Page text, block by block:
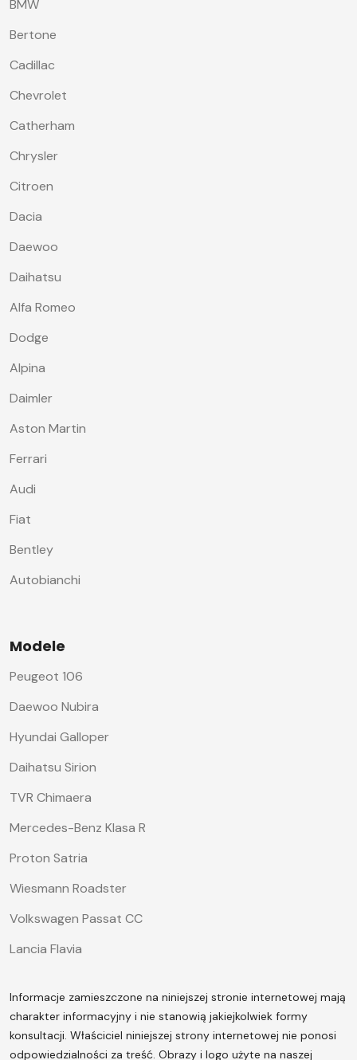
BMW
Bertone
Cadillac
Chevrolet
Catherham
Chrysler
Citroen
Dacia
Daewoo
Daihatsu
Alfa Romeo
Dodge
Alpina
Daimler
Aston Martin
Ferrari
Audi
Fiat
Bentley
Autobianchi
Modele
Peugeot 106
Daewoo Nubira
Hyundai Galloper
Daihatsu Sirion
TVR Chimaera
Mercedes-Benz Klasa R
Proton Satria
Wiesmann Roadster
Volkswagen Passat CC
Lancia Flavia
Informacje zamieszczone na niniejszej stronie internetowej mają
charakter informacyjny i nie stanowią jakiejkolwiek formy
konsultacji. Właściciel niniejszej strony internetowej nie ponosi
odpowiedzialności za treść. Obrazy i logo użyte na naszej